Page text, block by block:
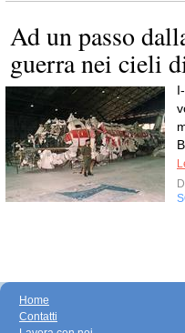
Ad un passo
guerra nei cieli
Home
Contatti